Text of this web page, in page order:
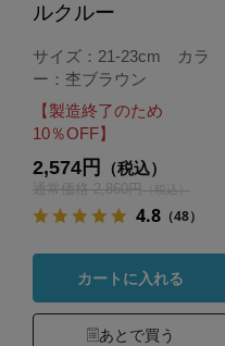
ルクルー
サイズ：21-23cm カラ
ー：杢ブラウン
【製造終了のため
10％OFF】
2,574円 （税込）
通常価格 2,860円 （税込）
4.8（48）
カートに入れる
あとで買う